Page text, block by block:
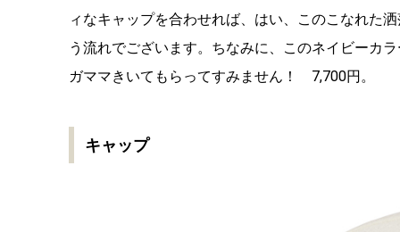
ィなキャップを合わせれば、はい、このこなれた
う流れでございます。ちなみに、このネイビーカ
ガママきいてもらってすみません！ 7,700円。
キャップ